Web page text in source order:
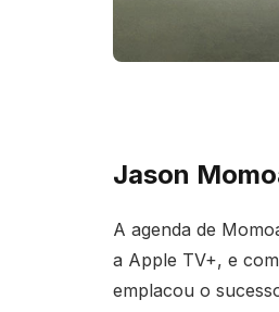
Jason
A agenda de
a Apple TV+, e
emplacou o